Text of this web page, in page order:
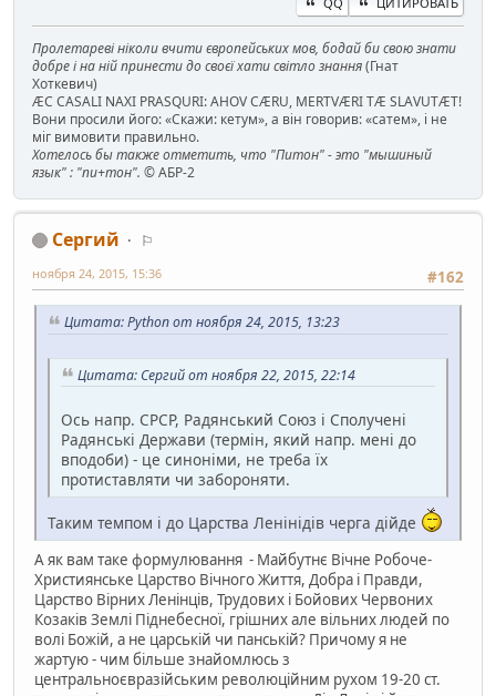
Пролетареві ніколи вчити європейських мов, бодай би свою знати
добре і на ній принести до своєї хати світло знання(Гнат
Хоткевич)
ÆC CASALI NAXI PRASQURI: AHOV CÆRU, MERTVÆRI TÆ SLAVUTÆT!
Вони просили його: «Скажи: кетум», а він говорив: «сатем», і не
міг вимовити правильно.
Хотелось бы также отметить, что "Питон" - это "мышиный
язык" : "пи+тон". © АБР-2
Сергий
⚐
#162
ноября 24, 2015, 15:36
Цитата: Python от ноября 24, 2015, 13:23
Цитата: Сергий от ноября 22, 2015, 22:14
Ось напр. СРСР, Радянський Союз і Сполучені
Радянські Держави (термін, який напр. мені до
вподоби) - це синоніми, не треба їх
протиставляти чи забороняти.
Таким темпом і до Царства Ленінідів черга дійде
А як вам таке формулювання - Майбутнє Вічне Робоче-
Християнське Царство Вічного Життя, Добра і Правди,
Царство Вірних Ленінців, Трудових і Бойових Червоних
Козаків Землі Піднебесної, грішних але вільних людей по
волі Божій, а не царській чи панській? Причому я не
жартую - чим більше знайомлюсь з
центральноєвразійським революційним рухом 19-20 ст.